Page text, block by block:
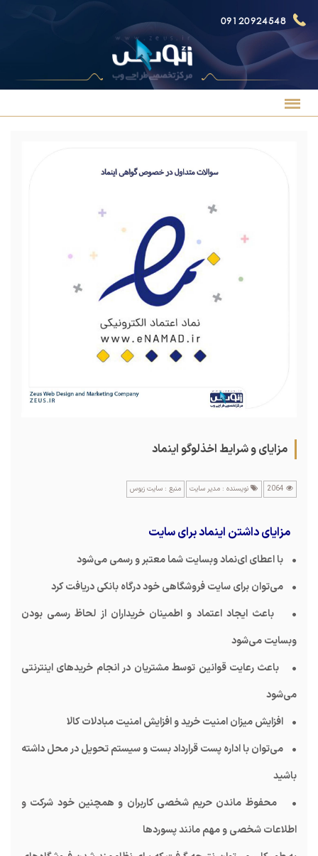
09120924548
مزایای و شرایط اخذلوگو اینماد
نویسنده : مدیر سایت منبع : سایت زیوس
مزایای داشتن اینماد برای سایت
• با اعطای ای‌نماد وبسایت شما معتبر و رسمی می‌شود
• می‌توان برای سایت فروشگاهی خود درگاه بانکی دریافت کرد
• باعث ایجاد اعتماد و اطمینان خریداران از لحاظ رسمی بودن
وبسایت می‌شود
• باعث رعایت قوانین توسط مشتریان در انجام خریدهای اینترنتی
می‌شود
• افزایش میزان امنیت خرید و افزایش امنیت مبادلات کالا
• می‌توان با اداره پست قرارداد بست و سیستم تحویل در محل داشته
باشید
• محفوظ ماندن حریم شخصی کاربران و همچنین خود شرکت و
اطلاعات شخصی و مهم مانند پسوردها